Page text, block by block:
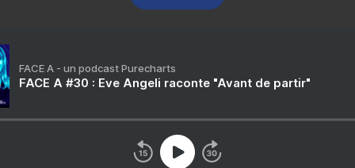
FACE A - un podcast Purecharts
FACE A #30 : Eve Angeli raconte "Avant de partir"